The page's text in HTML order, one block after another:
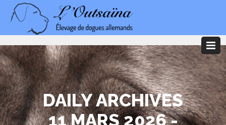
DAILY ARCHIVES
11 MARS 2026 -